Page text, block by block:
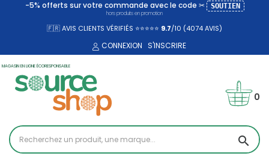
-5% offerts sur votre commande avec le code ✂ SOUTIEN
hors produits en promotion
🇫🇷 AVIS CLIENTS VÉRIFIÉS ⭐⭐⭐⭐⭐ 9.7/10 (4074AVIS)
CONNEXION S'INSCRIRE
MAGASIN EN LIGNE ÉCORESPONSABLE
search
0